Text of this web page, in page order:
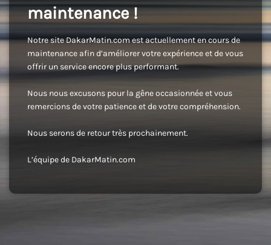
maintenance !
Notre site DakarMatin.com est actuellement en cours de
maintenance afin d’améliorer votre expérience et de vous
offrir un service encore plus performant.
Nous nous excusons pour la gêne occasionnée et vous
remercions de votre patience et de votre compréhension.
Nous serons de retour très prochainement.
L’équipe de DakarMatin.com